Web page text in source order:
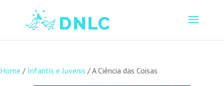
Home / Infantis e Juvenis / A Ciência das Coisas